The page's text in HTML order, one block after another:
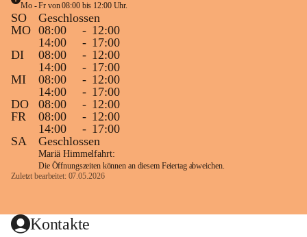
Mo - Fr von 08:00 bis 12:00 Uhr.
SO
Geschlossen
MO 08:00 - 12:00
14:00
- 17:00
DI
08:00 - 12:00
14:00
- 17:00
MI
08:00 - 12:00
14:00
- 17:00
DO
08:00 - 12:00
FR
08:00 - 12:00
14:00
- 17:00
SA
Geschlossen
Mariä Himmelfahrt:
Die Öffnungszeiten können an diesem Feiertag abweichen.
Zuletzt bearbeitet: 07.05.2026
Kontakte